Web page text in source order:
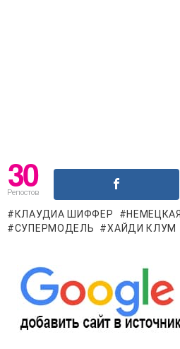
30
Репостов
КЛАУДИА ШИФФЕР
СУПЕРМОДЕЛЬ
ХАЙДИ КЛУМ